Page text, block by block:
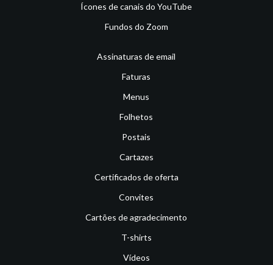
Ícones de canais do YouTube
Fundos do Zoom
Assinaturas de email
Faturas
Menus
Folhetos
Postais
Cartazes
Certificados de oferta
Convites
Cartões de agradecimento
T-shirts
Vídeos